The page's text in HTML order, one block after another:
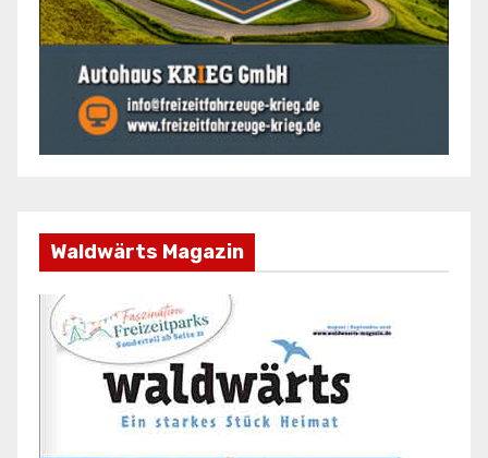
Waldwärts Magazin